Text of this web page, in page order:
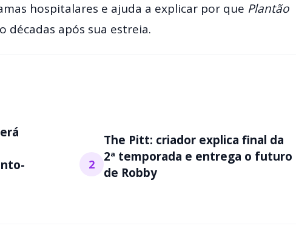
hospitalares e ajuda a explicar por que Plantão
décadas após sua estreia.
2
The Pitt: criador explica final da
2ª temporada e entrega o futuro
de Robby